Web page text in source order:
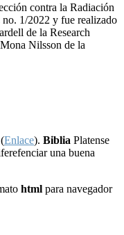
contra la Radiación
1/2022 y fue realizado
de la Research
Nilsson de la
Enlace). Biblia Platense
una buena
html para navegador